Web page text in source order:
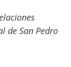
de San Pedro